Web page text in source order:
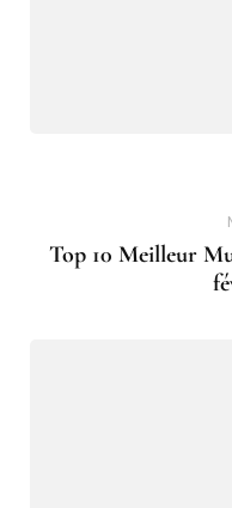
Top 10 Meilleur